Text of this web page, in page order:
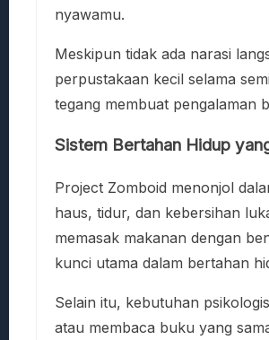
nyawamu.
Meskipun tidak ada narasi
perpustakaan kecil selama
tegang membuat pengalaman
Sistem Bertahan Hidup
Project Zomboid menonjol
haus, tidur, dan kebersihan
memasak makanan dengan
kunci utama dalam bertahan
Selain itu, kebutuhan
atau membaca buku yang